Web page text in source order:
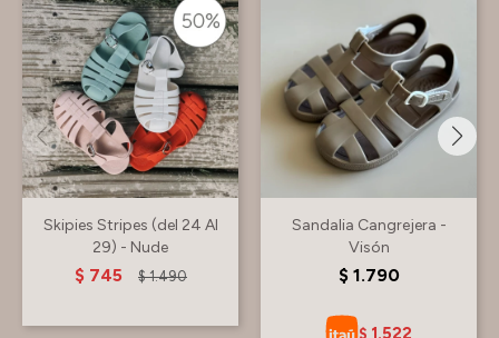
Skipies Stripes (del 24 Al
29) - Nude
$ 745 $ 1.490
Sandalia Cangrejera -
Visón
$ 1.790
$ 1.522